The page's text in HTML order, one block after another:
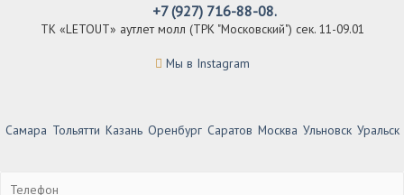
+7 (927) 716-88-08.
ТК «LETOUT» аутлет молл (ТРК "Московский") сек. 11-09.01
Мы в Instagram
Самара Тольятти Казань Оренбург Саратов Москва Ульновск Уральск